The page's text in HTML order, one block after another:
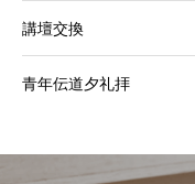
講壇交換
青年伝道夕礼拝